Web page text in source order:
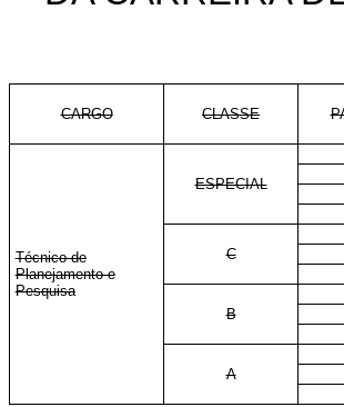
CARGO CLASSE
Técnico de
Planejamento e
Pesquisa
ESPECIAL
C
B
A